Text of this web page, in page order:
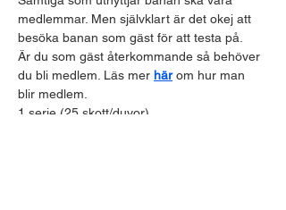
medlemmar. Men självklart är det okej att
besöka banan som gäst för att testa på.
Är du som gäst återkommande så behöver
du bli medlem. Läs mer här om hur man
blir medlem.
1 serie (25 skott/duvor)